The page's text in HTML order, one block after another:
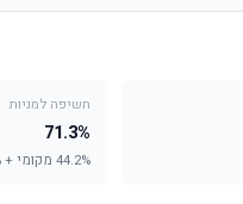
חשיפה למניות
71.3%
44.2% מקומי + 27.1% חו"ל